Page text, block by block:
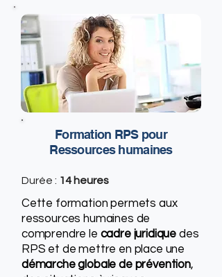
Formation RPS pour
Ressources humaines
Durée : 14 heures
Cette formation permets aux
ressources humaines de
comprendre le cadre juridique des
RPS et de mettre en place une
démarche globale de prévention,